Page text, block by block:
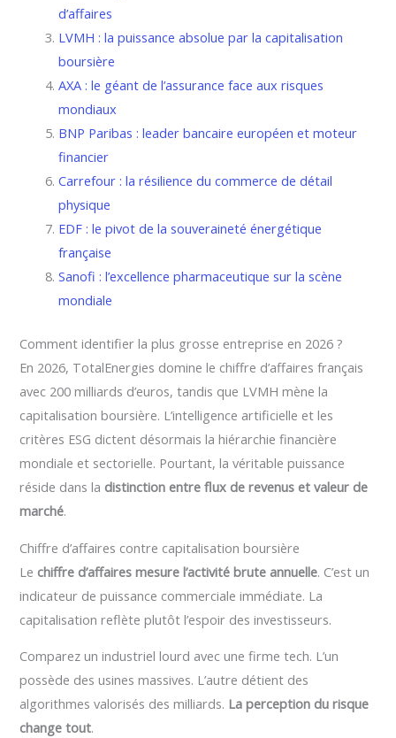
d’affaires
LVMH : la puissance absolue par la capitalisation
boursière
AXA : le géant de l’assurance face aux risques
mondiaux
BNP Paribas : leader bancaire européen et moteur
financier
Carrefour : la résilience du commerce de détail
physique
EDF : le pivot de la souveraineté énergétique
française
Sanofi : l’excellence pharmaceutique sur la scène
mondiale
Comment identifier la plus grosse entreprise en 2026 ?
En 2026, TotalEnergies domine le chiffre d’affaires français
avec 200 milliards d’euros, tandis que LVMH mène la
capitalisation boursière. L’intelligence artificielle et les
critères ESG dictent désormais la hiérarchie financière
mondiale et sectorielle. Pourtant, la véritable puissance
réside dans la distinction entre flux de revenus et valeur de
marché.
Chiffre d’affaires contre capitalisation boursière
Le chiffre d’affaires mesure l’activité brute annuelle. C’est un
indicateur de puissance commerciale immédiate. La
capitalisation reflète plutôt l’espoir des investisseurs.
Comparez un industriel lourd avec une firme tech. L’un
possède des usines massives. L’autre détient des
algorithmes valorisés des milliards. La perception du risque
change tout.